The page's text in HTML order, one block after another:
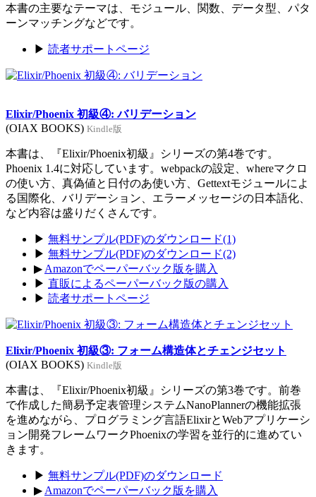
本書の主要なテーマは、モジュール、関数、データ型、パタ
ーンマッチングなどです。
▶ 読者サポートページ
Elixir/Phoenix 初級④: バリデーション
(OIAX BOOKS) Kindle版
本書は、『Elixir/Phoenix初級』シリーズの第4巻です。
Phoenix 1.4に対応しています。webpackの設定、whereマクロ
の使い方、真偽値と日付のあ使い方、Gettextモジュールによ
る国際化、バリデーション、エラーメッセージの日本語化、
など内容は盛りだくさんです。
▶ 無料サンプル(PDF)のダウンロード(1)
▶ 無料サンプル(PDF)のダウンロード(2)
▶ Amazonでペーパーバック版を購入
▶ 直販によるペーパーバック版の購入
▶ 読者サポートページ
Elixir/Phoenix 初級③: フォーム構造体とチェンジセット
(OIAX BOOKS) Kindle版
本書は、『Elixir/Phoenix初級』シリーズの第3巻です。前巻
で作成した簡易予定表管理システムNanoPlannerの機能拡張
を進めながら、プログラミング言語ElixirとWebアプリケーシ
ョン開発フレームワークPhoenixの学習を並行的に進めてい
きます。
▶ 無料サンプル(PDF)のダウンロード
▶ Amazonでペーパーバック版を購入